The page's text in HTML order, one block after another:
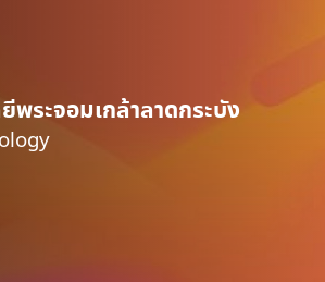
พระจอมเกล้าลาดกระบัง